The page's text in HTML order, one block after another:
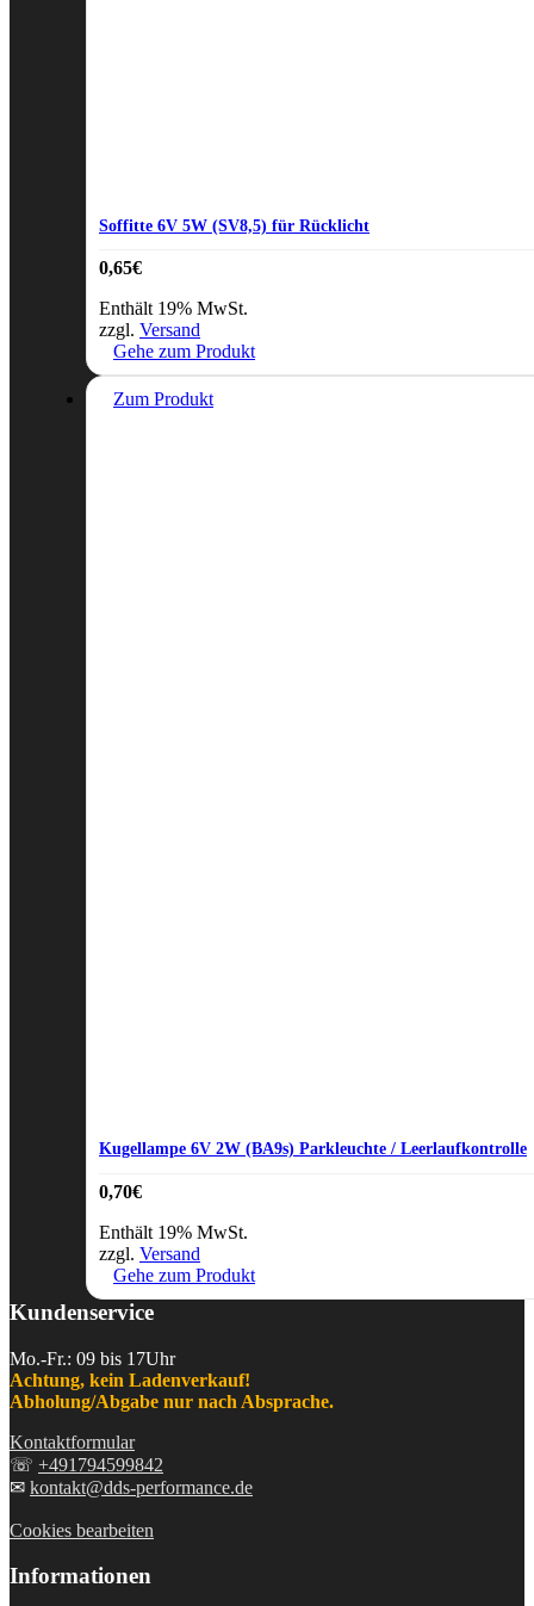
Soffitte 6V 5W (SV8,5) für Rücklicht
0,65€
Enthält 19% MwSt.
zzgl. Versand
Gehe zum Produkt
Zum Produkt
Kugellampe 6V 2W (BA9s) Parkleuchte / Leerlaufkontrolle
0,70€
Enthält 19% MwSt.
zzgl. Versand
Gehe zum Produkt
Kundenservice
Mo.-Fr.: 09 bis 17Uhr
Achtung, kein Ladenverkauf!
Abholung/Abgabe nur nach Absprache.
Kontaktformular
☏ +491794599842
✉ kontakt@dds-performance.de
Cookies bearbeiten
Informationen